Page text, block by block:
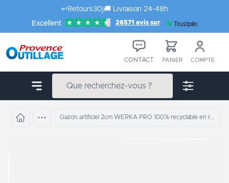
Aller au contenu
↩️ Retours30j🚚 Livraison 24-48h
Excellent
26571 avis sur Trustpilot
CONTACT PANIER COMPTE